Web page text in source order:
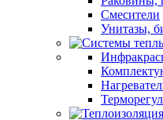
Смесители
Унитазы,